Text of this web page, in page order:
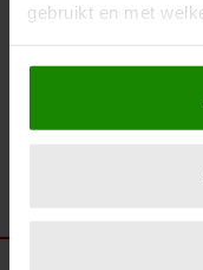
gebruikt en met
Als u het toestaat,
Informatie
locatie, die tot
scannen op
verwerkt en stel uw